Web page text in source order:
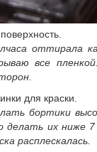
оттирала
все
для краски.
бортики
делать их ниже
расплескалась.